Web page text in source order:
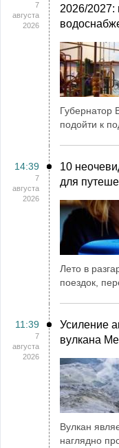
7
августа
2026
2026/
Губернатор
подойти к
14:39
7
августа
2026
10
для
Лето в
поездок,
11:39
7
августа
2026
Усиление
вулкана
Вулкан
наглядно